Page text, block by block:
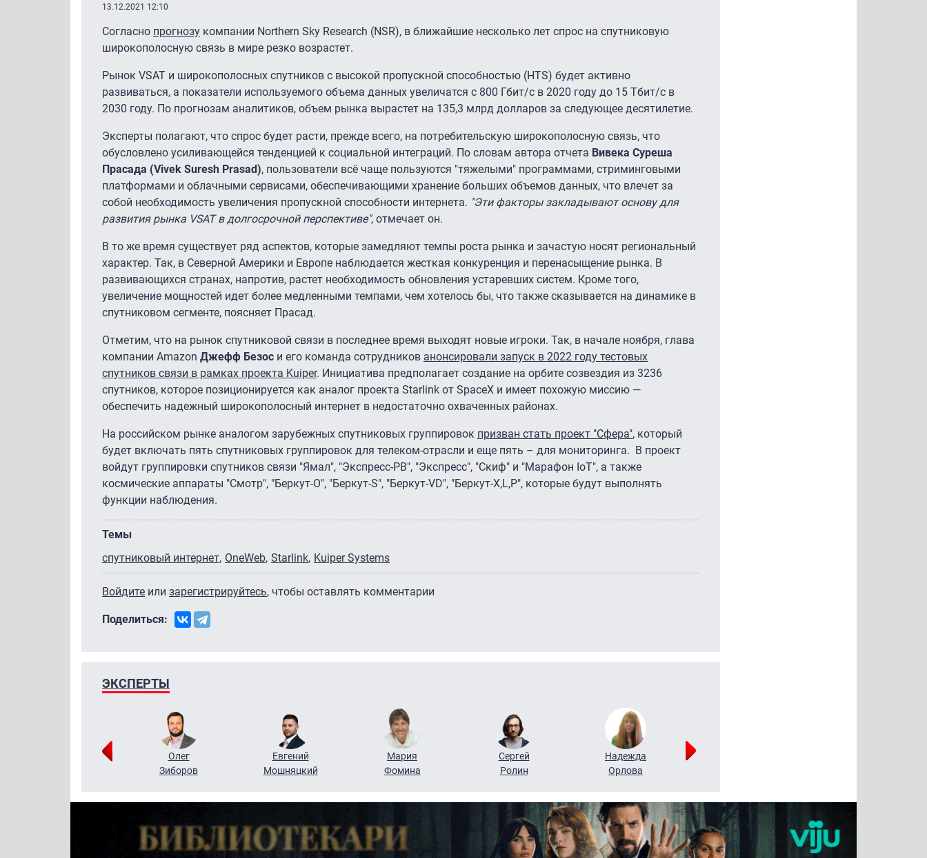
13.12.2021 12:10
Согласно прогнозу компании Northern Sky Research (NSR), в ближайшие несколько лет спрос на спутниковую
широкополосную связь в мире резко возрастет.
Рынок VSAT и широкополосных спутников с высокой пропускной способностью (HTS) будет активно
развиваться, а показатели используемого объема данных увеличатся с 800 Гбит/с в 2020 году до 15 Тбит/с в
2030 году. По прогнозам аналитиков, объем рынка вырастет на 135,3 млрд долларов за следующее десятилетие.
Эксперты полагают, что спрос будет расти, прежде всего, на потребительскую широкополосную связь, что
обусловлено усиливающейся тенденцией к социальной интеграций. По словам автора отчета Вивека Суреша
Прасада (Vivek Suresh Prasad), пользователи всё чаще пользуются "тяжелыми" программами, стриминговыми
платформами и облачными сервисами, обеспечивающими хранение больших объемов данных, что влечет за
собой необходимость увеличения пропускной способности интернета. "Эти факторы закладывают основу для
развития рынка VSAT в долгосрочной перспективе", отмечает он.
В то же время существует ряд аспектов, которые замедляют темпы роста рынка и зачастую носят региональный
характер. Так, в Северной Америки и Европе наблюдается жесткая конкуренция и перенасыщение рынка. В
развивающихся странах, напротив, растет необходимость обновления устаревших систем. Кроме того,
увеличение мощностей идет более медленными темпами, чем хотелось бы, что также сказывается на динамике в
спутниковом сегменте, поясняет Прасад.
Отметим, что на рынок спутниковой связи в последнее время выходят новые игроки. Так, в начале ноября, глава
компании Amazon Джефф Безос и его команда сотрудников анонсировали запуск в 2022 году тестовых
спутников связи в рамках проекта Kuiper. Инициатива предполагает создание на орбите созвездия из 3236
спутников, которое позиционируется как аналог проекта Starlink от SpaceX и имеет похожую миссию —
обеспечить надежный широкополосный интернет в недостаточно охваченных районах.
На российском рынке аналогом зарубежных спутниковых группировок призван стать проект "Сфера", который
будет включать пять спутниковых группировок для телеком-отрасли и еще пять – для мониторинга. В проект
войдут группировки спутников связи "Ямал", "Экспресс-РВ", "Экспресс", "Скиф" и "Марафон IoT", а также
космические аппараты "Смотр", "Беркут-О", "Беркут-S", "Беркут-VD", "Беркут-X,L,P", которые будут выполнять
функции наблюдения.
Темы
спутниковый интернет OneWeb Starlink Kuiper Systems
Войдите или зарегистрируйтесь, чтобы оставлять комментарии
Поделиться:
ЭКСПЕРТЫ
Олег
Зиборов
Евгений
Мошняцкий
Мария
Фомина
Сергей
Ролин
Надежда
Орлова